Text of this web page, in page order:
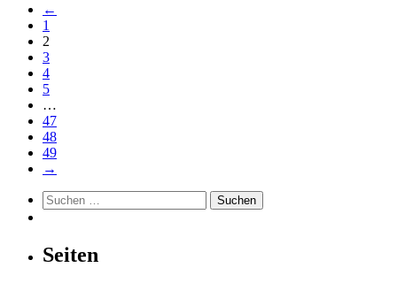
←
1
2
3
4
5
…
47
48
49
→
Suchen
nach:
Seiten